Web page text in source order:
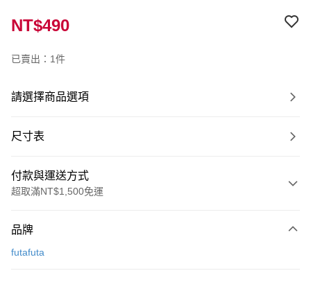
NT$490
已賣出：1件
請選擇商品選項
尺寸表
付款與運送方式
超取滿NT$1,500免運
信用卡一次付款
品牌
futafuta